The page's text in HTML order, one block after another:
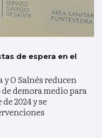
de espera en el
O Salnés reducen
demora medio para
2024 y se